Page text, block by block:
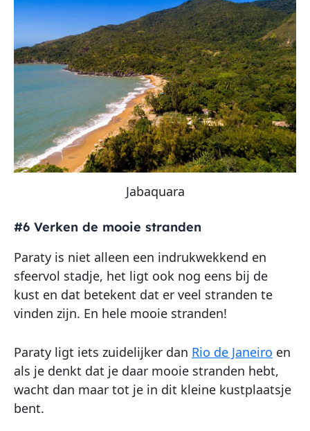
Jabaquara
#6 Verken de mooie stranden
Paraty is niet alleen een indrukwekkend en
sfeervol stadje, het ligt ook nog eens bij de
kust en dat betekent dat er veel stranden te
vinden zijn. En hele mooie stranden!
Paraty ligt iets zuidelijker dan Rio de Janeiro en
als je denkt dat je daar mooie stranden hebt,
wacht dan maar tot je in dit kleine kustplaatsje
bent.